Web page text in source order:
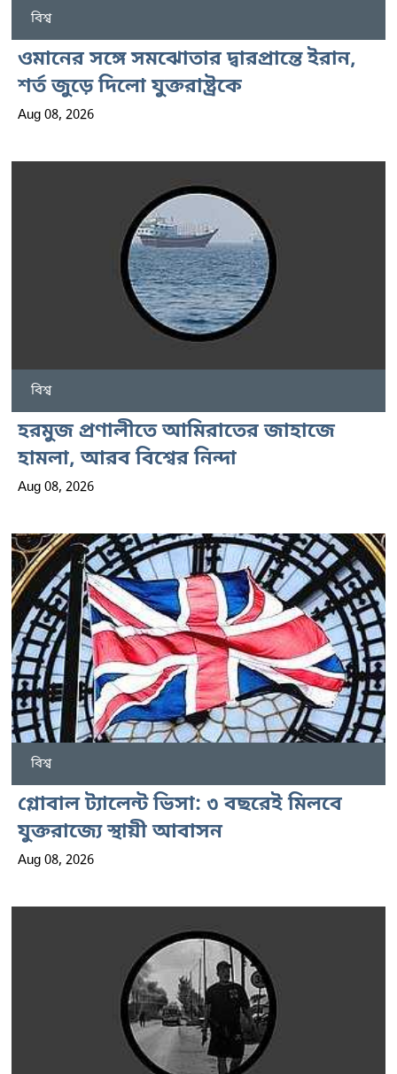
বিশ্ব
ওমানের সঙ্গে সমঝোতার দ্বারপ্রান্তে ইরান,
শর্ত জুড়ে দিলো যুক্তরাষ্ট্রকে
Aug 08, 2026
বিশ্ব
হরমুজ প্রণালীতে আমিরাতের জাহাজে
হামলা, আরব বিশ্বের নিন্দা
Aug 08, 2026
বিশ্ব
গ্লোবাল ট্যালেন্ট ভিসা: ৩ বছরেই মিলবে
যুক্তরাজ্যে স্থায়ী আবাসন
Aug 08, 2026